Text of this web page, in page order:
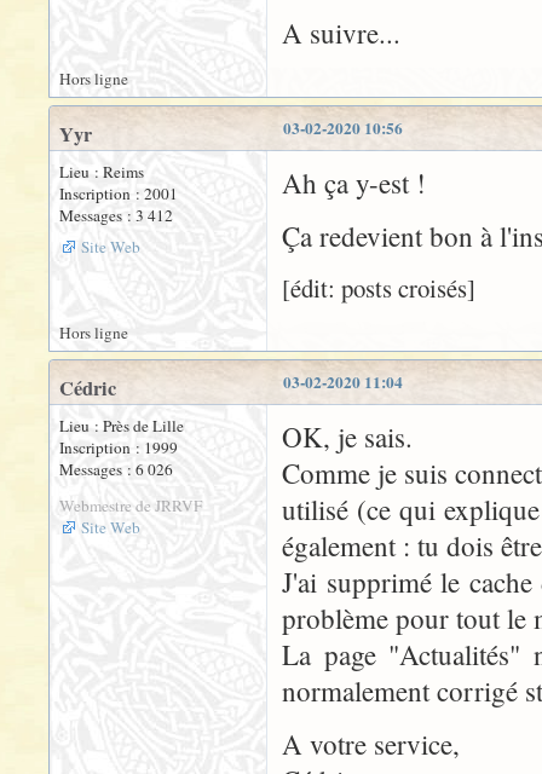
A suivre...
Hors ligne
03-02-2020 10:56
Yyr
Lieu : Reims
Inscription : 2001
Messages : 3 412
Site Web
Ah ça y-est !
Ça redevient bon à
[édit: posts croisés]
Hors ligne
03-02-2020 11:04
Cédric
Lieu : Près de Lille
Inscription : 1999
Messages : 6 026
Webmestre de JRRVF
Site Web
OK, je sais.
Comme je suis
utilisé (ce qui
également : tu dois
J'ai supprimé le
problème pour tout le
La page "Actualités"
normalement corrigé
A votre service,